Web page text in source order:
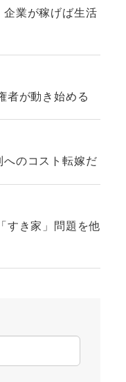
業が稼げば生活
者が動き始める
のコスト転嫁だ
すき家」問題を他